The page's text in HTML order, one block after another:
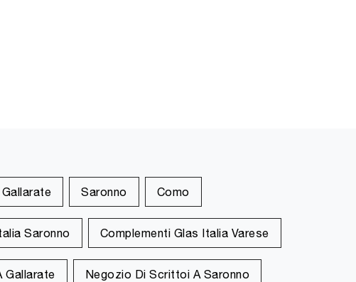
Gallarate Saronno Como
Saronno Complementi Glas Italia Varese
Gallarate Negozio Di Scrittoi A Saronno